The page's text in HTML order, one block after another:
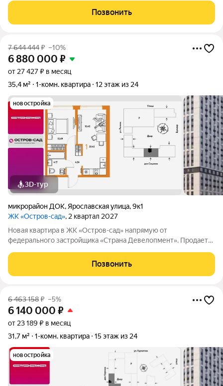
Девелопмент. Площадь квартиры 33,8 кв. м. Жилой комплекс
Позвонить
7 644 444₽ –10%
6 880 000 ₽
от 27 427 ₽ в месяц
35,4 м²
1-комн. квартира 12 этаж из 24
новостройка
3D-тур
микрорайон ДОК, Ярославская улица,9к1
ЖК «Остров-сад», 2 квартал 2027
Новая квартира в ЖК «Остров-сад» напрямую от
федерального застройщика «Страна Девелопмент». Продается
Девелопмент. Площадь квартиры 35,43 кв. м. Жилой комплекс
Позвонить
6 463 158₽ –5%
6 140 000 ₽
от 23 189 ₽ в месяц
31,7 м²
1-комн. квартира 15 этаж из 24
новостройка